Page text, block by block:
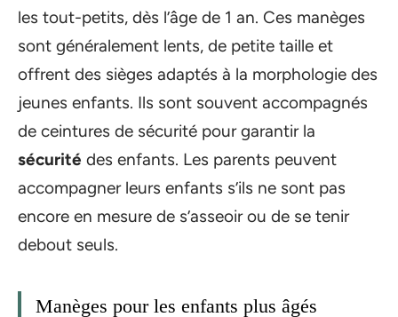
les tout-petits, dès l’âge de 1 an. Ces manèges
sont généralement lents, de petite taille et
offrent des sièges adaptés à la morphologie des
jeunes enfants. Ils sont souvent accompagnés
de ceintures de sécurité pour garantir la
sécurité des enfants. Les parents peuvent
accompagner leurs enfants s’ils ne sont pas
encore en mesure de s’asseoir ou de se tenir
debout seuls.
Manèges pour les enfants plus âgés